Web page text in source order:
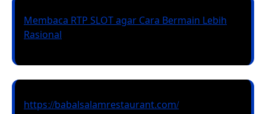
Membaca RTP SLOT agar Cara Bermain Lebih
Rasional
https://babalsalamrestaurant.com/